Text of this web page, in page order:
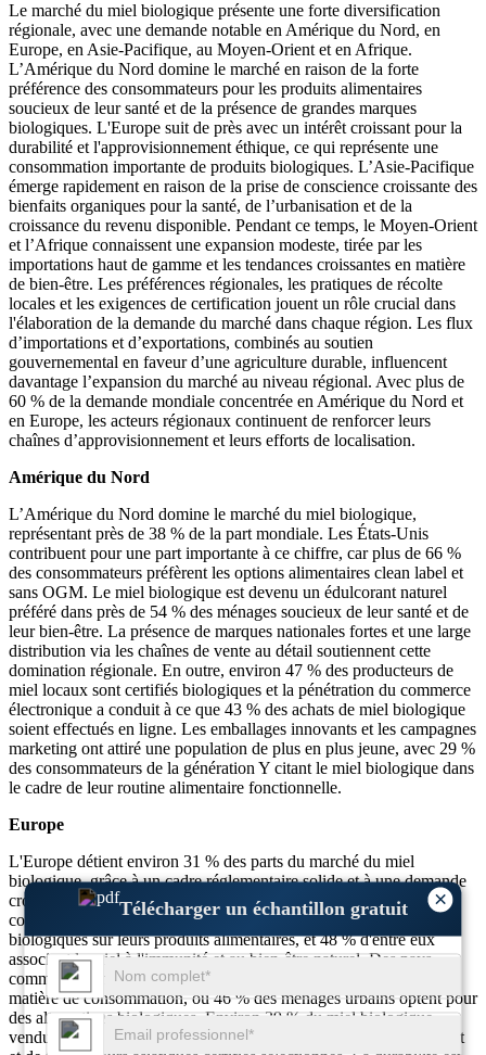
×
Télécharger un échantillon gratuit
Le marché du miel biologique présente une forte diversification
régionale, avec une demande notable en Amérique du Nord, en
Europe, en Asie-Pacifique, au Moyen-Orient et en Afrique.
L’Amérique du Nord domine le marché en raison de la forte
préférence des consommateurs pour les produits alimentaires
soucieux de leur santé et de la présence de grandes marques
biologiques. L'Europe suit de près avec un intérêt croissant pour la
durabilité et l'approvisionnement éthique, ce qui représente une
consommation importante de produits biologiques. L’Asie-Pacifique
émerge rapidement en raison de la prise de conscience croissante des
bienfaits organiques pour la santé, de l’urbanisation et de la
croissance du revenu disponible. Pendant ce temps, le Moyen-Orient
et l’Afrique connaissent une expansion modeste, tirée par les
importations haut de gamme et les tendances croissantes en matière
de bien-être. Les préférences régionales, les pratiques de récolte
locales et les exigences de certification jouent un rôle crucial dans
l'élaboration de la demande du marché dans chaque région. Les flux
d’importations et d’exportations, combinés au soutien
gouvernemental en faveur d’une agriculture durable, influencent
davantage l’expansion du marché au niveau régional. Avec plus de
60 % de la demande mondiale concentrée en Amérique du Nord et
en Europe, les acteurs régionaux continuent de renforcer leurs
chaînes d’approvisionnement et leurs efforts de localisation.
Amérique du Nord
L’Amérique du Nord domine le marché du miel biologique,
représentant près de 38 % de la part mondiale. Les États-Unis
contribuent pour une part importante à ce chiffre, car plus de 66 %
des consommateurs préfèrent les options alimentaires clean label et
sans OGM. Le miel biologique est devenu un édulcorant naturel
préféré dans près de 54 % des ménages soucieux de leur santé et de
leur bien-être. La présence de marques nationales fortes et une large
distribution via les chaînes de vente au détail soutiennent cette
domination régionale. En outre, environ 47 % des producteurs de
miel locaux sont certifiés biologiques et la pénétration du commerce
électronique a conduit à ce que 43 % des achats de miel biologique
soient effectués en ligne. Les emballages innovants et les campagnes
marketing ont attiré une population de plus en plus jeune, avec 29 %
des consommateurs de la génération Y citant le miel biologique dans
le cadre de leur routine alimentaire fonctionnelle.
Europe
L'Europe détient environ 31 % des parts du marché du miel
biologique, grâce à un cadre réglementaire solide et à une demande
croissante de certification biologique. Plus de 52 % des
consommateurs européens recherchent activement des labels
biologiques sur leurs produits alimentaires, et 48 % d'entre eux
associent le miel à l'immunité et au bien-être naturel. Des pays
comme l'Allemagne, la France et le Royaume-Uni sont en tête en
matière de consommation, où 46 % des ménages urbains optent pour
des alternatives biologiques. Environ 39 % du miel biologique
vendu dans la région est importé, principalement d’Europe de l’Est